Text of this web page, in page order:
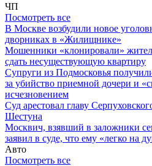
ЧП
Посмотреть все
В Москве возбудили новое
дворниках в «Жилищнике»
Мошенники «клонировали»
сдать несуществующую квартиру
Супруги из Подмосковья
за убийство приемной дочери и
исчезновением
Суд арестовал главу
Шестуна
Москвич, взявший в заложники
заявил в суде, что ему «легко на
Авто
Посмотреть все